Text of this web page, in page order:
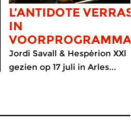
L’ANTIDOTE
IN
VOORPROGRAMMA
Jordi Savall & Hespèrion XXl
gezien op 17 juli in Arles...